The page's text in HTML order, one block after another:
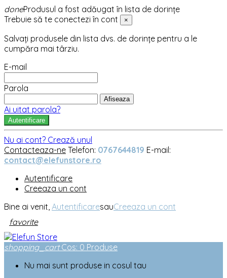
doneProdusul a fost adăugat în lista de dorințe
Trebuie să te conectezi în cont
×
Salvați produsele din lista dvs. de dorințe pentru a le
cumpăra mai târziu.
E-mail
Parola
Afiseaza
Ai uitat parola?
Autentificare
Nu ai cont? Crează unul
Contacteaza-ne Telefon: 0767644819 E-mail:
contact@elefunstore.ro
Autentificare
Creeaza un cont
Bine ai venit, AutentificaresauCreeaza un cont
favorite
shopping_cart Cos: 0 Produse
Nu mai sunt produse in cosul tau